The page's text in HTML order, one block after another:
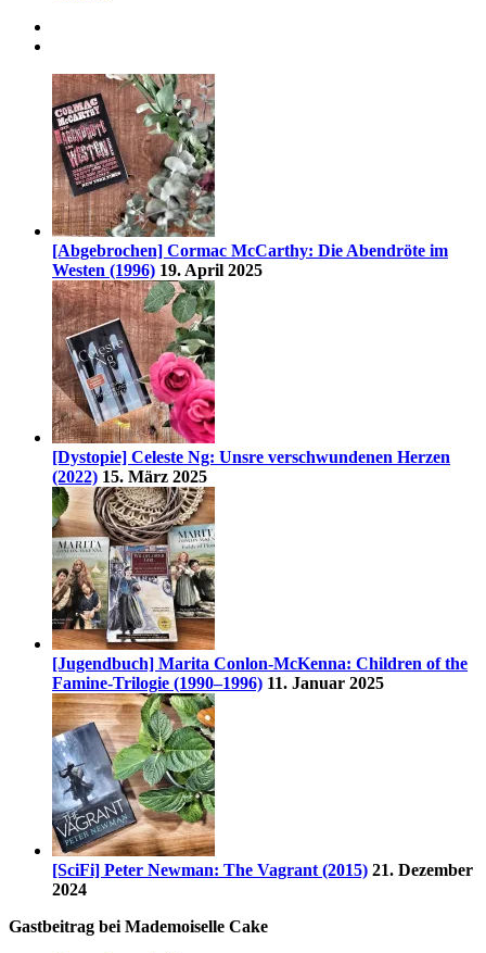
[Abgebrochen] Cormac McCarthy: Die Abendröte im
Westen (1996) 19. April 2025
[Dystopie] Celeste Ng: Unsre verschwundenen Herzen
(2022) 15. März 2025
[Jugendbuch] Marita Conlon-McKenna: Children of the
Famine-Trilogie (1990–1996) 11. Januar 2025
[SciFi] Peter Newman: The Vagrant (2015) 21. Dezember
2024
Gastbeitrag bei Mademoiselle Cake